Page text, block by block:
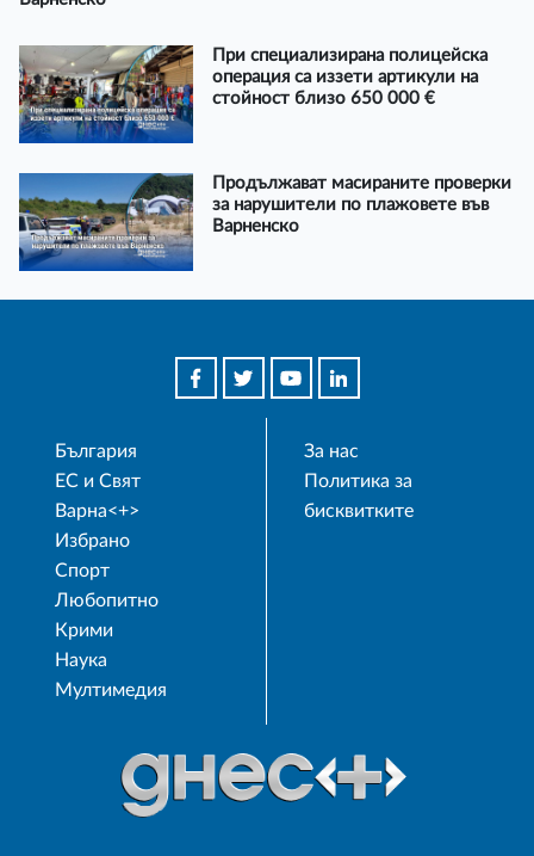
При специализирана полицейска
операция са иззети артикули на
стойност близо 650 000 €
Продължават масираните проверки
за нарушители по плажовете във
Варненско
България
ЕС и Свят
Варна<+>
Избрано
Спорт
Любопитно
Крими
Наука
Мултимедия
За нас
Политика за
бисквитките